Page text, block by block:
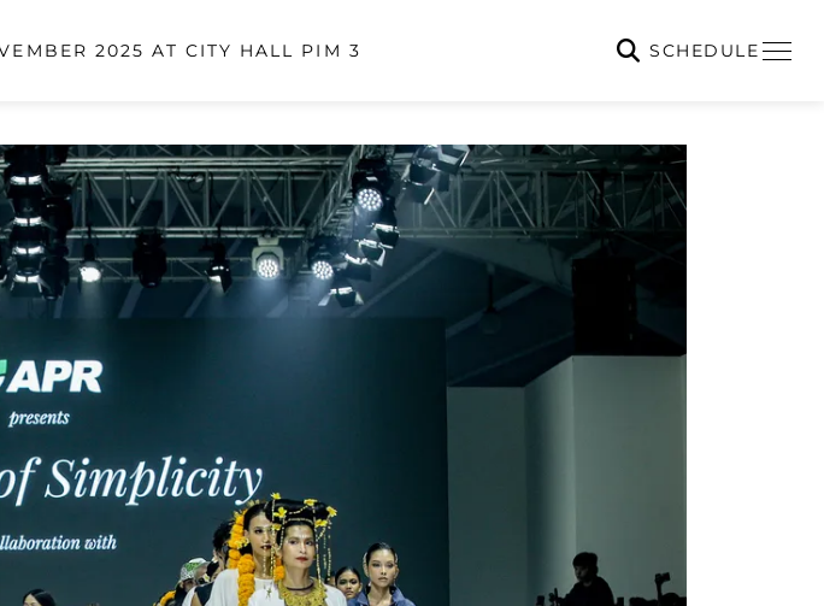
2025 AT CITY HALL PIM 3 SCHEDULE